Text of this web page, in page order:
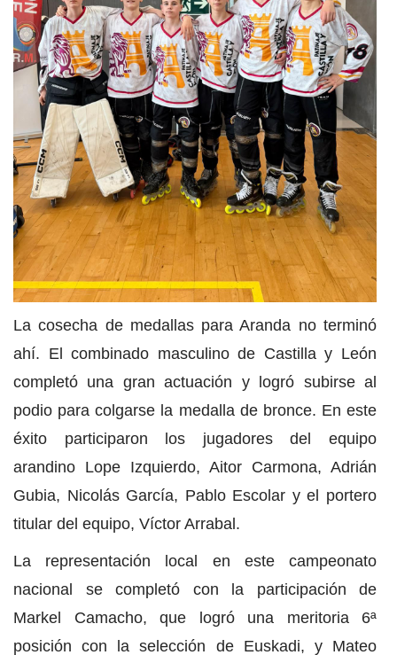
La cosecha de medallas para Aranda no terminó
ahí. El combinado masculino de Castilla y León
completó una gran actuación y logró subirse al
podio para colgarse la medalla de bronce. En este
éxito participaron los jugadores del equipo
arandino Lope Izquierdo, Aitor Carmona, Adrián
Gubia, Nicolás García, Pablo Escolar y el portero
titular del equipo, Víctor Arrabal.
La representación local en este campeonato
nacional se completó con la participación de
Markel Camacho, que logró una meritoria 6ª
posición con la selección de Euskadi, y Mateo